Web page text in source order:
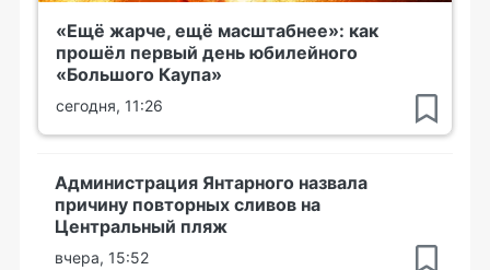
«Ещё жарче, ещё масштабнее»: как
прошёл первый день юбилейного
«Большого Каупа»
сегодня, 11:26
Администрация Янтарного назвала
причину повторных сливов на
Центральный пляж
вчера, 15:52